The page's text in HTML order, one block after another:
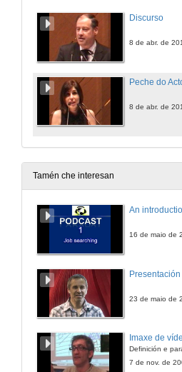
Discurso
8 de abr. de
Peche do
8 de abr. de
Tamén che interesan
16 de maio de
23 de maio de
Imaxe de
7 de nov. de